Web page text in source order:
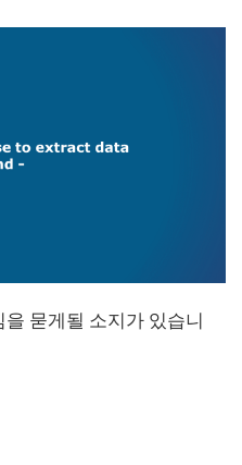
묻게될 소지가 있습니